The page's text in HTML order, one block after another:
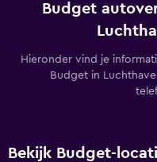
Budget
Hieronder vind je
Budget in
Bekijk Budget-